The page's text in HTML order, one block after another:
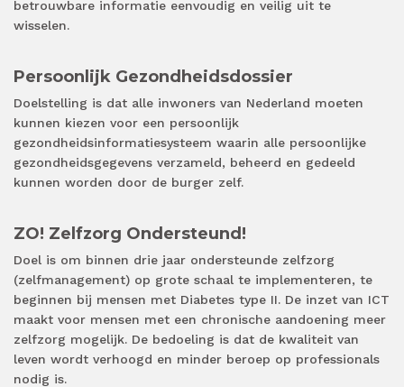
betrouwbare informatie eenvoudig en veilig uit te
wisselen.
Persoonlijk Gezondheidsdossier
Doelstelling is dat alle inwoners van Nederland moeten
kunnen kiezen voor een persoonlijk
gezondheidsinformatiesysteem waarin alle persoonlijke
gezondheidsgegevens verzameld, beheerd en gedeeld
kunnen worden door de burger zelf.
ZO! Zelfzorg Ondersteund!
Doel is om binnen drie jaar ondersteunde zelfzorg
(zelfmanagement) op grote schaal te implementeren, te
beginnen bij mensen met Diabetes type II. De inzet van ICT
maakt voor mensen met een chronische aandoening meer
zelfzorg mogelijk. De bedoeling is dat de kwaliteit van
leven wordt verhoogd en minder beroep op professionals
nodig is.